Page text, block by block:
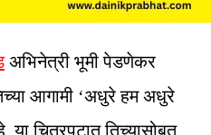
अभिनेत्री भूमी पेडणेकर
आगामी ‘अधुरे हम अधुरे
चित्रपटात तिच्यासोबत